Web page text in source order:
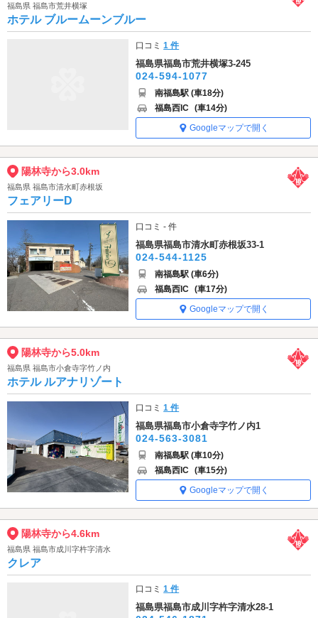
福島県 福島市荒井横塚
ホテル ブルームーンブルー
口コミ1 件
福島県福島市荒井横塚3-245
024-594-1077
南福島駅 (車18分)
福島西IC (車14分)
Googleマップで開く
陽林寺から3.0km
福島県 福島市清水町赤根坂
フェアリーD
口コミ - 件
福島県福島市清水町赤根坂33-1
024-544-1125
南福島駅 (車6分)
福島西IC (車17分)
Googleマップで開く
陽林寺から5.0km
福島県 福島市小倉寺字竹ノ内
ホテル ルアナリゾート
口コミ1 件
福島県福島市小倉寺字竹ノ内1
024-563-3081
南福島駅 (車10分)
福島西IC (車15分)
Googleマップで開く
陽林寺から4.6km
福島県 福島市成川字杵字清水
クレア
口コミ1 件
福島県福島市成川字杵字清水28-1